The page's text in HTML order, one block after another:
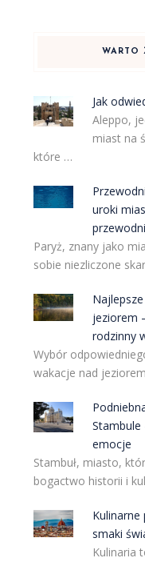
WARTO
Jak
Aleppo,
miast na
które …
uroki
Paryż, znany jako
sobie niezliczone
jeziorem
rodzinny
Wybór
wakacje nad
Stambule
emocje
Stambuł, miasto,
bogactwo historii i
smaki
Kulinaria